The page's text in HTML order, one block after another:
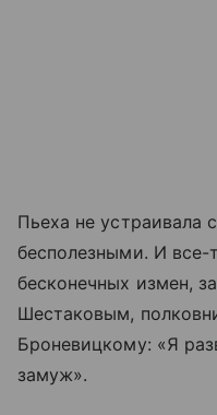
Пьеха не устраивала
бесполезными. И все-
бесконечных измен,
Шестаковым,
Броневицкому: «Я
замуж».